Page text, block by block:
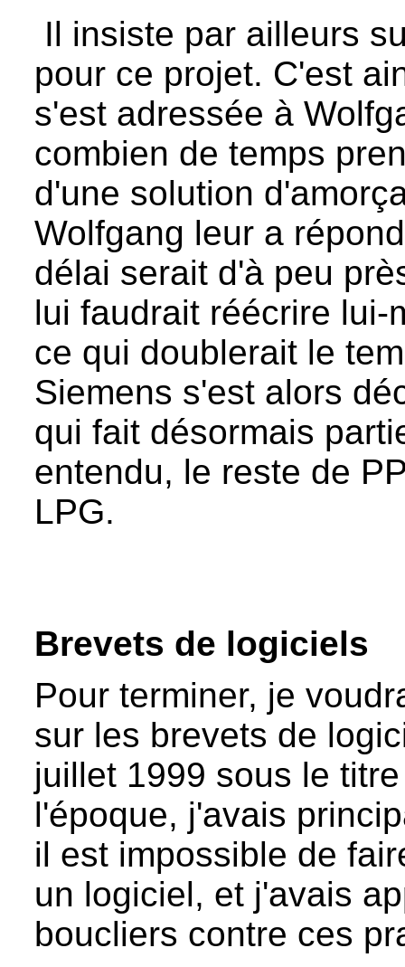
Il insiste par ailleurs
pour ce projet. C'est
s'est adressée à
combien de temps
d'une solution
Wolfgang leur a
délai serait d'à peu
lui faudrait réécrire lui-
ce qui doublerait le
Siemens s'est alors
qui fait désormais
entendu, le reste de
LPG.
Brevets de logiciels
Pour terminer, je
sur les brevets de
juillet 1999 sous le
l'époque, j'avais
il est impossible de
un logiciel, et j'avais
boucliers contre ces